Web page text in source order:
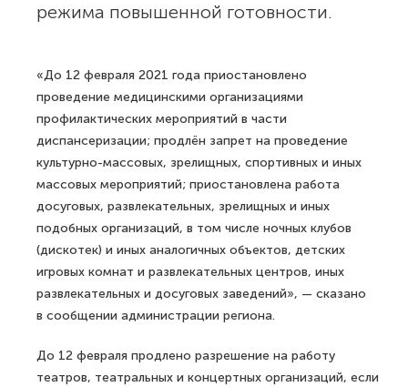
режима повышенной готовности.
«До 12 февраля 2021 года приостановлено
проведение медицинскими организациями
профилактических мероприятий в части
диспансеризации; продлён запрет на проведение
культурно-массовых, зрелищных, спортивных и иных
массовых мероприятий; приостановлена работа
досуговых, развлекательных, зрелищных и иных
подобных организаций, в том числе ночных клубов
(дискотек) и иных аналогичных объектов, детских
игровых комнат и развлекательных центров, иных
развлекательных и досуговых заведений», — сказано
в сообщении администрации региона.
До 12 февраля продлено разрешение на работу
театров, театральных и концертных организаций, если